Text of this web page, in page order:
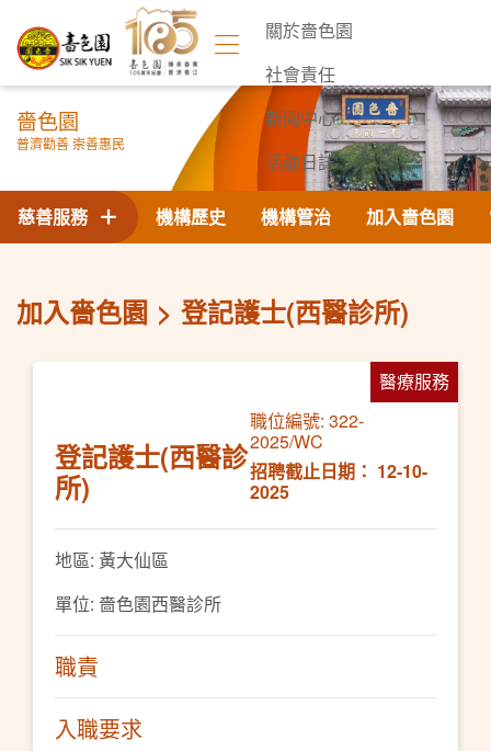
關於嗇色園
社會責任
新聞中心
活動日誌
聯絡我們
嗇色園
普濟勸善 崇善惠民
機構歷史 機構管治 加入嗇色園
慈善服務
加入嗇色園 登記護士(西醫診所)
醫療服務
登記護士(西醫診
所)
職位編號: 322-
2025/WC
招聘截止日期： 12-10-
2025
地區: 黃大仙區
單位: 嗇色園西醫診所
職責
入職要求